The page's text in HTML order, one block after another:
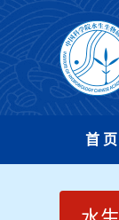
首 页